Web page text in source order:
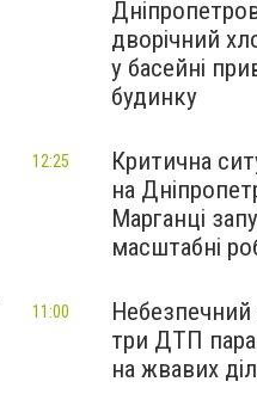
дворічний
у басейні
будинку
Критична
на
Марганці
масштабні
12:25
Небезпечний
три ДТП
на жвавих
11:00